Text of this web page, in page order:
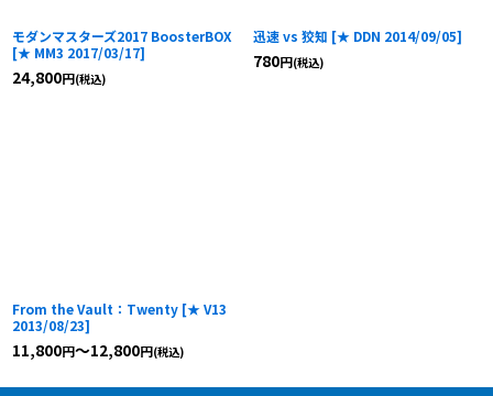
モダンマスターズ2017 BoosterBOX
[★ MM3 2017/03/17]
24,800円(税込)
迅速 vs 狡知 [★ DDN 2014/09/05]
780円(税込)
From the Vault：Twenty [★ V13
2013/08/23]
11,800円～12,800円(税込)